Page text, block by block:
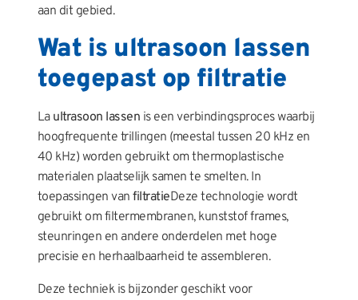
aan dit gebied.
Wat is ultrasoon lassen
toegepast op filtratie
La ultrasoon lassen is een verbindingsproces waarbij
hoogfrequente trillingen (meestal tussen 20 kHz en
40 kHz) worden gebruikt om thermoplastische
materialen plaatselijk samen te smelten. In
toepassingen vanfiltratieDeze technologie wordt
gebruikt om filtermembranen, kunststof frames,
steunringen en andere onderdelen met hoge
precisie en herhaalbaarheid te assembleren.
Deze techniek is bijzonder geschikt voor